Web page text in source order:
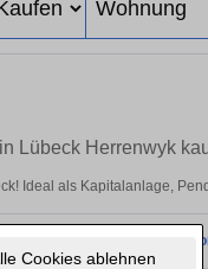
Cookies ablehnen
Lübeck Herrenwyk
Ideal als Kapitalanlage,
Schauen Sie bald wieder